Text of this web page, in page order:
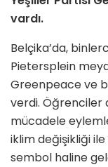
vardı.
Belçika’da,
Pietersplein
Greenpeace ve
verdi. Öğrenciler
mücadele
iklim değişikliği
sembol haline